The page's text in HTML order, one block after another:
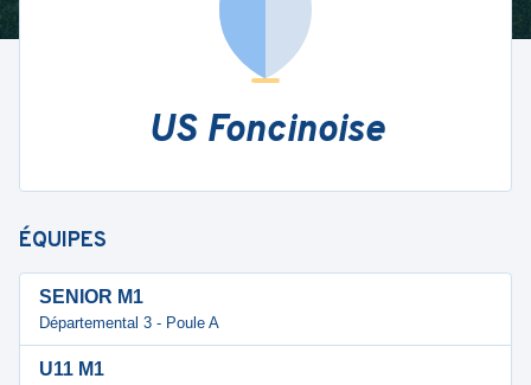
US Foncinoise
ÉQUIPES
SENIOR M1
Départemental 3 - Poule A
U11 M1